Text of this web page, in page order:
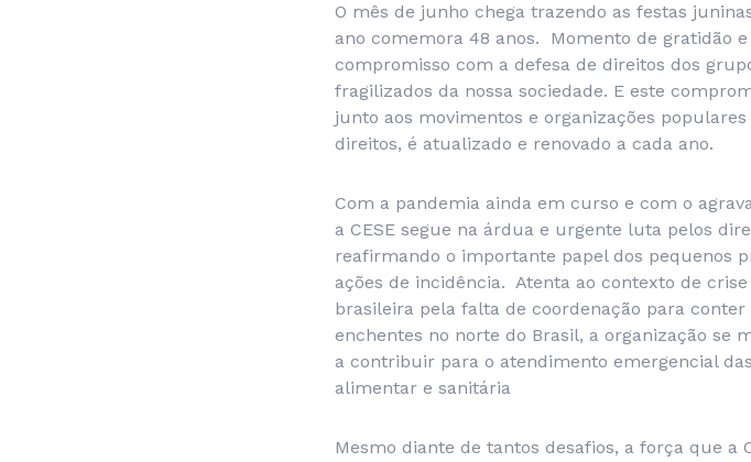
O mês de junho chega trazendo as festas
ano comemora 48 anos. Momento de gratidão
compromisso com a defesa de direitos dos
fragilizados da nossa sociedade. E este
junto aos movimentos e organizações
direitos, é atualizado e renovado a cada ano.
Com a pandemia ainda em curso e com o
a CESE segue na árdua e urgente luta pelos
reafirmando o importante papel dos pequenos
ações de incidência. Atenta ao contexto de
brasileira pela falta de coordenação para
enchentes no norte do Brasil, a organização se
a contribuir para o atendimento emergencial
alimentar e sanitária
Mesmo diante de tantos desafios, a força que a